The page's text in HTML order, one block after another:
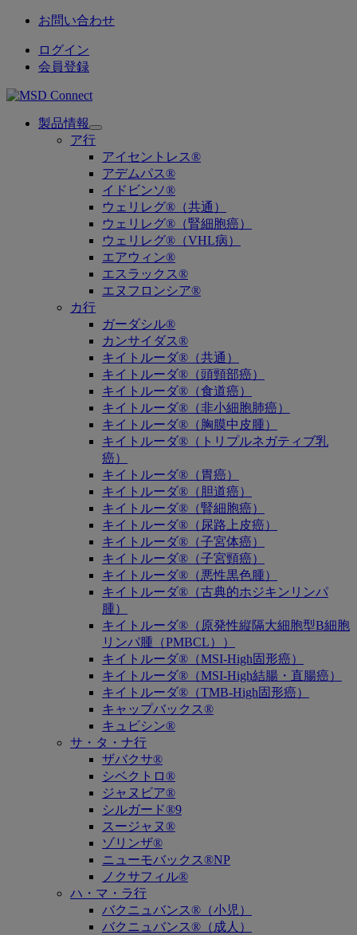
お問い合わせ
ログイン
会員登録
製品情報
Open
submenu
ア行
アイセントレス®
アデムパス®
イドビンソ®
ウェリレグ®（共通）
ウェリレグ®（腎細胞癌）
ウェリレグ®（VHL病）
エアウィン®
エスラックス®
エヌフロンシア®
カ行
ガーダシル®
カンサイダス®
キイトルーダ®（共通）
キイトルーダ®（頭頸部癌）
キイトルーダ®（食道癌）
キイトルーダ®（非小細胞肺癌）
キイトルーダ®（胸膜中皮腫）
キイトルーダ®（トリプルネガティブ乳
癌）
キイトルーダ®（胃癌）
キイトルーダ®（胆道癌）
キイトルーダ®（腎細胞癌）
キイトルーダ®（尿路上皮癌）
キイトルーダ®（子宮体癌）
キイトルーダ®（子宮頸癌）
キイトルーダ®（悪性黒色腫）
キイトルーダ®（古典的ホジキンリンパ
腫）
キイトルーダ®（原発性縦隔大細胞型B細胞
リンパ腫（PMBCL））
キイトルーダ®（MSI-High固形癌）
キイトルーダ®（MSI-High結腸・直腸癌）
キイトルーダ®（TMB-High固形癌）
キャップバックス®
キュビシン®
サ・タ・ナ行
ザバクサ®
シベクトロ®
ジャヌビア®
シルガード®9
スージャヌ®
ゾリンザ®
ニューモバックス®NP
ノクサフィル®
ハ・マ・ラ行
バクニュバンス®（小児）
バクニュバンス®（成人）